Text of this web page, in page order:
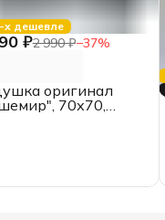
х дешевле
₽2 990 ₽−37%
оригинал
70х70,